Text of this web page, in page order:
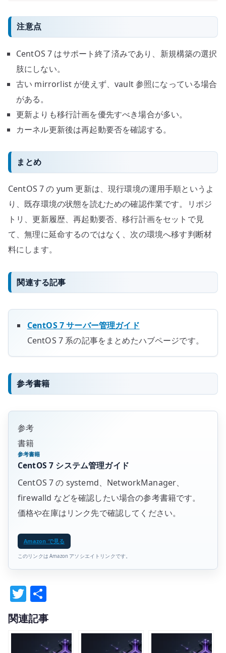
注意点
CentOS 7 はサポート終了済みであり、新規構築の選択
肢にしない。
古い mirrorlist が使えず、vault 参照になっている場合
がある。
更新よりも移行計画を優先すべき場合が多い。
カーネル更新後は再起動要否を確認する。
まとめ
CentOS 7 の yum 更新は、現行環境の運用手順というよ
り、既存環境の状態を読むための確認作業です。リポジ
トリ、更新履歴、再起動要否、移行計画をセットで見
て、無理に延命するのではなく、次の環境へ移す判断材
料にします。
関連する記事
CentOS 7 サーバー管理ガイド
CentOS 7 系の記事をまとめたハブページです。
参考書籍
参考
書籍
参考書籍
CentOS 7 システム管理ガイド
CentOS 7 の systemd、NetworkManager、
firewalld などを確認したい場合の参考書籍です。
価格や在庫はリンク先で確認してください。
Amazon で見る
このリンクは Amazon アソシエイトリンクです。
T
w
it
te
有
関連記事